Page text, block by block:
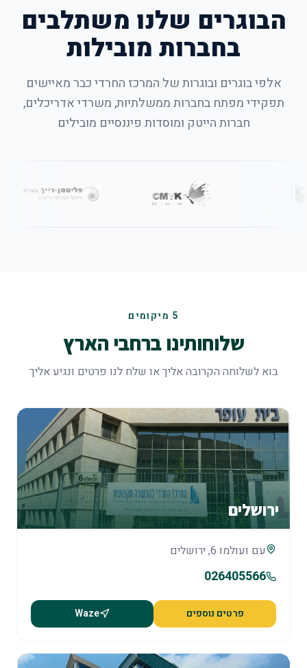
הבוגרים שלנו משתלבים
בחברות מובילות
אלפי בוגרים ובוגרות של המרכז החרדי כבר מאיישים
תפקידי מפתח בחברות ממשלתיות, משרדי אדריכלים,
חברות הייטק ומוסדות פיננסיים מובילים
5 מיקומים
שלוחותינו ברחבי הארץ
בוא לשלוחה הקרובה אליך או שלח לנו פרטים ונגיע אליך
ירושלים
עם ועולמו 6, ירושלים
026405566
פרטים נוספים Waze